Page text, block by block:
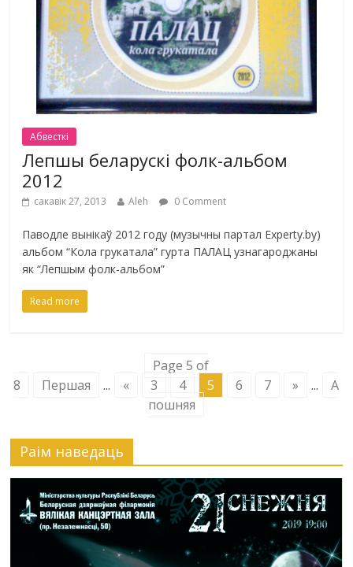
Абвесткі
Лепшы беларускі фолк-альбом
2012
сакавік 27, 2013 Aleh 0 Comment
Паводле вынікаў 2012 году (музычны партал Experty.by)
альбом “Кола грукатала” гурта ПАЛАЦ узнагароджаны
як “Лепшым фолк-альбом”
Read more
Page 5 of
8
Першая ... « 3 4 5 6 7 » ...
А
пошняя
Раiм наведаць